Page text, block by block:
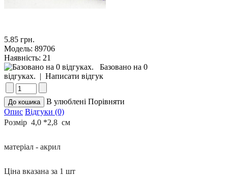
5.85 грн.
Модель: 89706
Наявність: 21
Базовано на 0
відгуках. | Написати відгук
В улюблені Порівняти
Опис Відгуки (0)
Розмір  4,0 *2,8  см
матеріал - акрил
Ціна вказана за 1 шт